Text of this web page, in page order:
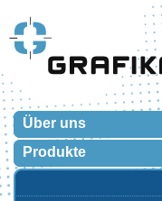
Über uns
Produkte